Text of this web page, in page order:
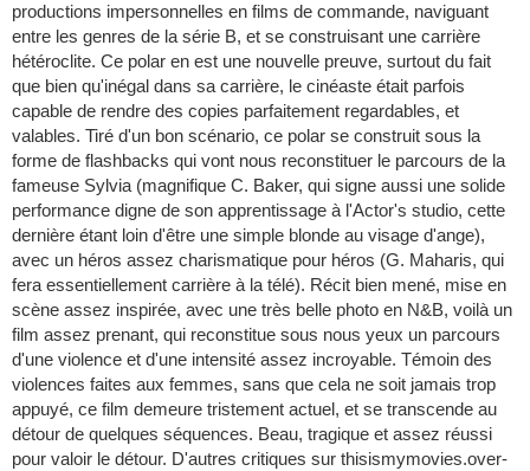
productions impersonnelles en films de commande, naviguant
entre les genres de la série B, et se construisant une carrière
hétéroclite. Ce polar en est une nouvelle preuve, surtout du fait
que bien qu'inégal dans sa carrière, le cinéaste était parfois
capable de rendre des copies parfaitement regardables, et
valables. Tiré d'un bon scénario, ce polar se construit sous la
forme de flashbacks qui vont nous reconstituer le parcours de la
fameuse Sylvia (magnifique C. Baker, qui signe aussi une solide
performance digne de son apprentissage à l'Actor's studio, cette
dernière étant loin d'être une simple blonde au visage d'ange),
avec un héros assez charismatique pour héros (G. Maharis, qui
fera essentiellement carrière à la télé). Récit bien mené, mise en
scène assez inspirée, avec une très belle photo en N&B, voilà un
film assez prenant, qui reconstitue sous nous yeux un parcours
d'une violence et d'une intensité assez incroyable. Témoin des
violences faites aux femmes, sans que cela ne soit jamais trop
appuyé, ce film demeure tristement actuel, et se transcende au
détour de quelques séquences. Beau, tragique et assez réussi
pour valoir le détour. D'autres critiques sur thisismymovies.over-